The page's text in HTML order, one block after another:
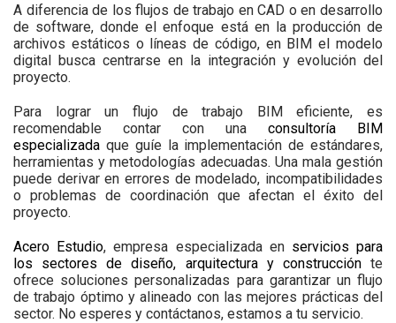
A diferencia de los flujos de trabajo en CAD o en desarrollo
de software, donde el enfoque está en la producción de
archivos estáticos o líneas de código, en BIM el modelo
digital busca centrarse en la integración y evolución del
proyecto.
Para lograr un flujo de trabajo BIM eficiente, es
recomendable contar con una consultoría BIM
especializada que guíe la implementación de estándares,
herramientas y metodologías adecuadas. Una mala gestión
puede derivar en errores de modelado, incompatibilidades
o problemas de coordinación que afectan el éxito del
proyecto.
Acero Estudio, empresa especializada en servicios para
los sectores de diseño, arquitectura y construcciónte
ofrece soluciones personalizadas para garantizar un flujo
de trabajo óptimo y alineado con las mejores prácticas del
sector. No esperes y contáctanos, estamos a tu servicio.